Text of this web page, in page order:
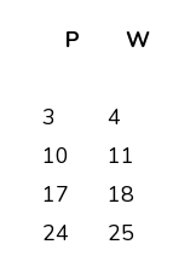
P
W
3
4
10
11
17
18
24
25